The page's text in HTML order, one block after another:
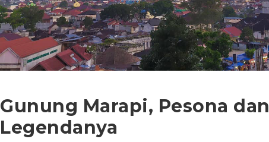
Gunung Marapi, Pesona dan
Legendanya